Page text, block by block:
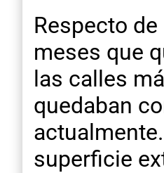
Respecto
meses que
las calles
quedaban
superficie